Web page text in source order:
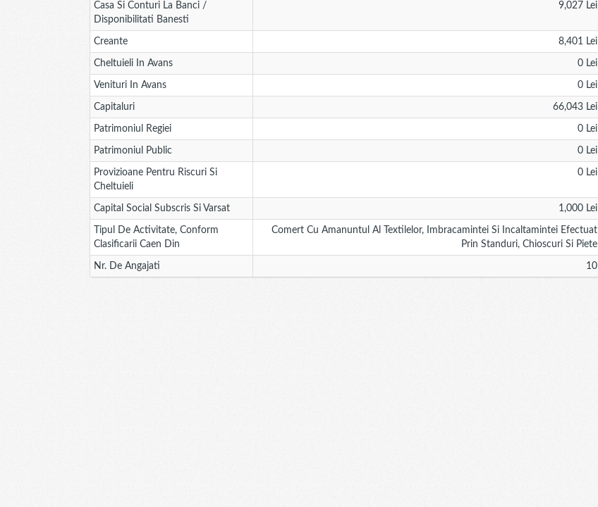
Casa Si Conturi La Banci /
Disponibilitati Banesti
9,027 Lei
Creante 8,401 Lei
Cheltuieli In Avans 0 Lei
Venituri In Avans 0 Lei
Capitaluri 66,043 Lei
Patrimoniul Regiei 0 Lei
Patrimoniul Public 0 Lei
Provizioane Pentru Riscuri Si
Cheltuieli
0 Lei
Capital Social Subscris Si Varsat 1,000 Lei
Tipul De Activitate, Conform
Clasificarii Caen Din
Comert Cu Amanuntul Al Textilelor, Imbracamintei Si Incaltamintei Efectuat
Prin Standuri, Chioscuri Si Piete
Nr. De Angajati 10